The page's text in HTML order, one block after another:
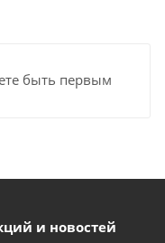
быть первым
и новостей